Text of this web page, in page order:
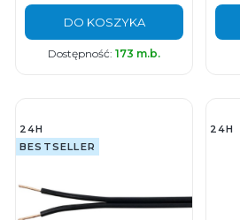
DO KOSZYKA
Dostępność: 173 m.b.
24H
BESTSELLER
24H